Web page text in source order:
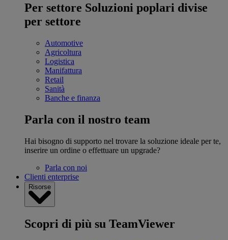
Per settore Soluzioni poplari divise
per settore
Automotive
Agricoltura
Logistica
Manifattura
Retail
Sanità
Banche e finanza
Parla con il nostro team
Hai bisogno di supporto nel trovare la soluzione ideale per te,
inserire un ordine o effettuare un upgrade?
Parla con noi
Clienti enterprise
Risorse
Scopri di più su TeamViewer